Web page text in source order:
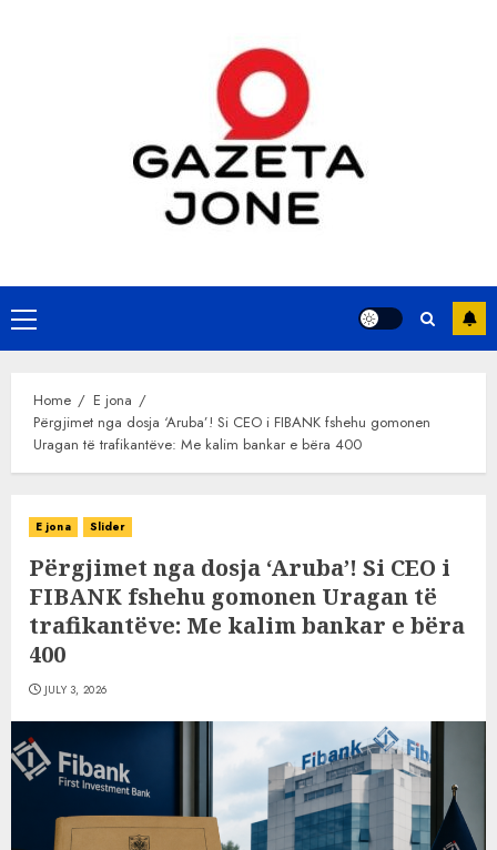
Primary
Menu
Home
E jona
Përgjimet nga dosja ‘Aruba’! Si CEO i FIBANK fshehu gomonen
Uragan të trafikantëve: Me kalim bankar e bëra 400
E jona Slider
Përgjimet nga dosja ‘Aruba’! Si CEO i
FIBANK fshehu gomonen Uragan të
trafikantëve: Me kalim bankar e bëra
400
JULY 3, 2026